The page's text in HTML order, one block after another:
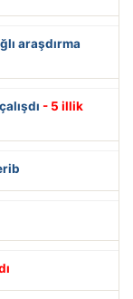
araşdırma
- 5 illik